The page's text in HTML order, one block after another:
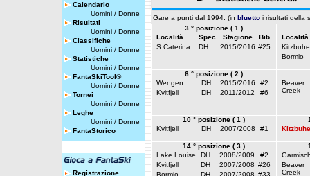
Calendario
Uomini / Donne
Risultati
Uomini / Donne
Classifiche
Uomini / Donne
Statistiche
Uomini / Donne
FantaSkiTool®
Uomini / Donne
Tornei
Uomini / Donne
Leghe
Uomini / Donne
FantaStorico
Registrazione
Gare a punti dal 1994: (in bluetto i risultati della
3 ° posizione ( 1 )
Località
Spec. Stagione
Bib
S.Caterina
DH 2015/2016 #25
Località
Bormio
6 ° posizione ( 2 )
Wengen
DH 2015/2016
#2
Kvitfjell
DH 2011/2012 #6
Beaver
Creek
10 ° posizione ( 1 )
Kvitfjell
DH 2007/2008 #1
14 ° posizione ( 3 )
Lake Louise
DH 2008/2009
#2
Kvitfjell
DH 2007/2008 #26
Bormio
DH 2007/2008 #33
Beaver
Creek